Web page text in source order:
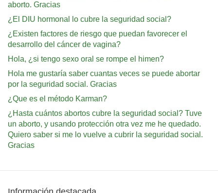
aborto. Gracias
¿El DIU hormonal lo cubre la seguridad social?
¿Existen factores de riesgo que puedan favorecer el
desarrollo del cáncer de vagina?
Hola, ¿si tengo sexo oral se rompe el himen?
Hola me gustaría saber cuantas veces se puede abortar
por la seguridad social. Gracias
¿Que es el método Karman?
¿Hasta cuántos abortos cubre la seguridad social? Tuve
un aborto, y usando protección otra vez me he quedado.
Quiero saber si me lo vuelve a cubrir la seguridad social.
Gracias